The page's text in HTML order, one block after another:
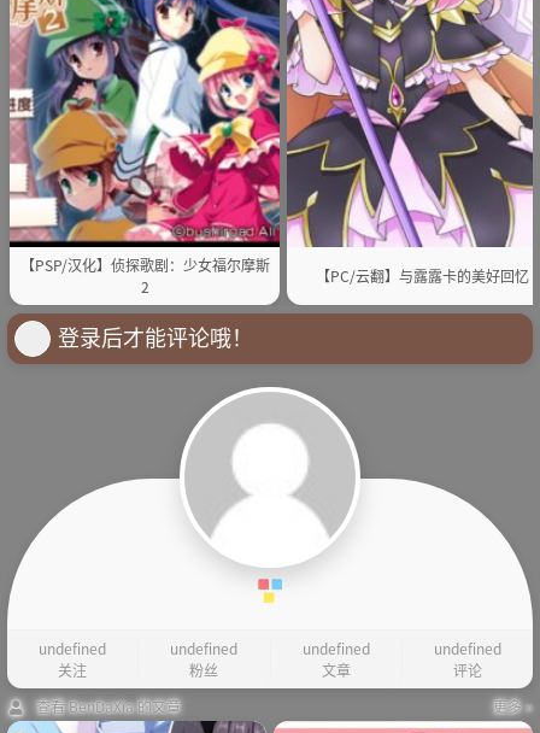
【PSP/汉化】侦探歌剧：少女福尔摩斯
2
【PC/云翻】与露露卡的美好回忆
登录后才能评论哦！
undefined
关注
undefined
粉丝
undefined
文章
undefined
评论
查看 BenDaXia 的文章
更多 »